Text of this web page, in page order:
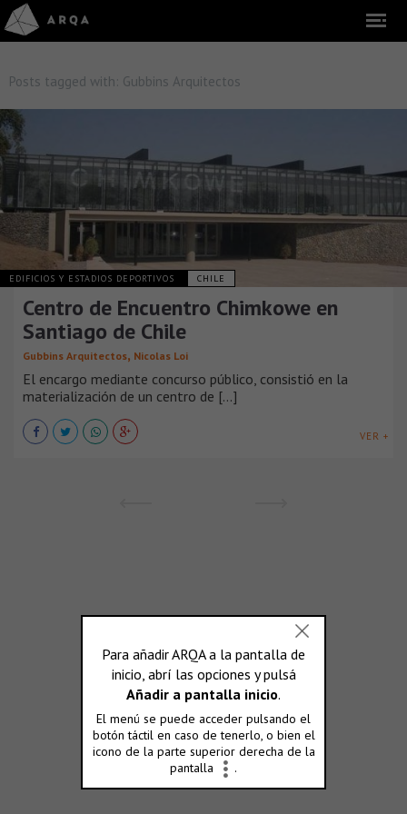
Posts tagged with: Gubbins Arquitectos
EDIFICIOS Y ESTADIOS DEPORTIVOS CHILE
Centro de Encuentro Chimkowe en
Santiago de Chile
Gubbins Arquitectos, Nicolas Loi
El encargo mediante concurso público, consistió en la
materialización de un centro de [...]
VER +